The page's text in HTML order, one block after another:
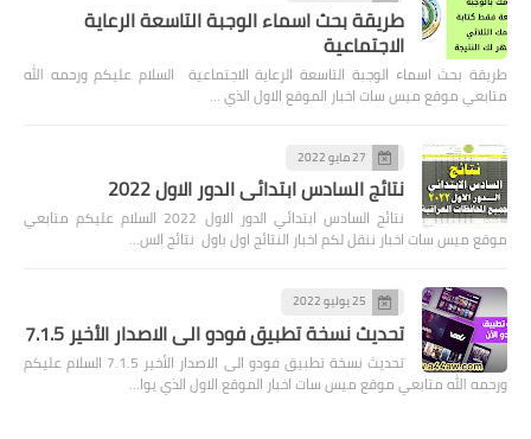
طريقة بحث اسماء الوجبة التاسعة الرعاية
الاجتماعية
طريقة بحث اسماء الوجبة التاسعة الرعاية الاجتماعية السلام عليكم ورحمه الله
متابعي موقع ميس سات اخبار الموقع الاول الذي …
27 مايو 2022
نتائج السادس ابتدائي الدور الاول 2022
نتائج السادس ابتدائي الدور الاول 2022 السلام عليكم متابعي
موقع ميس سات اخبار ننقل لكم اخبار النتائج اول باول نتائج الس…
25 يوليو 2022
تحديث نسخة تطبيق فودو الى الاصدار الأخير 7.1.5
تحديث نسخة تطبيق فودو الى الاصدار الأخير 7.1.5 السلام عليكم
ورحمه الله متابعي موقع ميس سات اخبار الموقع الاول الذي يوا…